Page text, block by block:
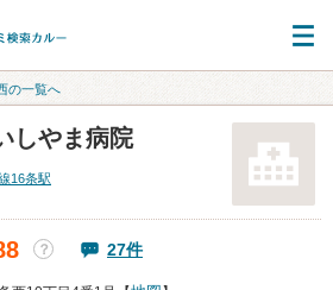
の一覧へ
しやま病院
16条駅
？ 27件